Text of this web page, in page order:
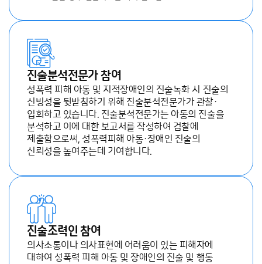
진술분석전문가 참여
성폭력 피해 아동 및 지적장애인의 진술녹화 시 진술의
신빙성을 뒷받침하기 위해 진술분석전문가가 관찰·
입회하고 있습니다. 진술분석전문가는 아동의 진술을
분석하고 이에 대한 보고서를 작성하여 검찰에
제출함으로써, 성폭력피해 아동·장애인 진술의
신뢰성을 높여주는데 기여합니다.
진술조력인 참여
의사소통이나 의사표현에 어려움이 있는 피해자에
대하여 성폭력 피해 아동 및 장애인의 진술 및 행동